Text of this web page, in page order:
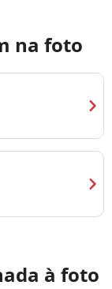
na foto
chevron_right
chevron_right
à foto